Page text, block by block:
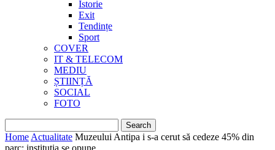
Istorie
Exit
Tendințe
Sport
COVER
IT & TELECOM
MEDIU
ȘTIINȚĂ
SOCIAL
FOTO
Home Actualitate Muzeului Antipa i s-a cerut să cedeze 45% din
parc; instituția se opune